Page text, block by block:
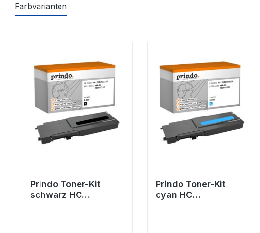
Farbvarianten
Prindo Toner-Kit
schwarz HC
Prindo Toner-Kit
cyan HC